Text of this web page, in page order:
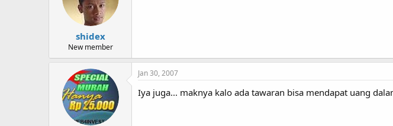
shidex
New member
Jan 30, 2007
Iya juga... maknya kalo ada tawaran bisa mendapat uang